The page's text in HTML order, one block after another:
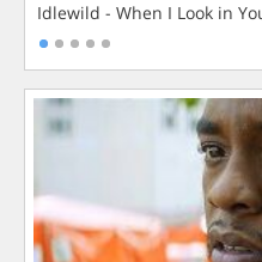
Idlewild - When I Look in